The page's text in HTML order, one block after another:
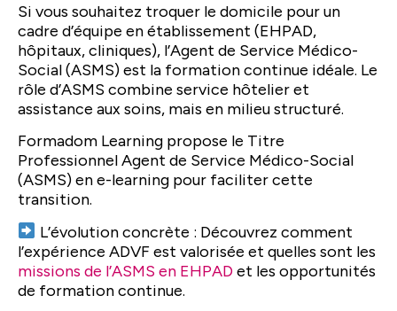
Si vous souhaitez troquer le domicile pour un
cadre d’équipe en établissement (EHPAD,
hôpitaux, cliniques), l’Agent de Service Médico-
Social (ASMS) est la formation continue idéale. Le
rôle d’ASMS combine service hôtelier et
assistance aux soins, mais en milieu structuré.
Formadom Learning propose le Titre
Professionnel Agent de Service Médico-Social
(ASMS) en e-learning pour faciliter cette
transition.
L’évolution concrète : Découvrez comment
l’expérience ADVF est valorisée et quelles sont les
missions de l’ASMS en EHPAD et les opportunités
de formation continue.